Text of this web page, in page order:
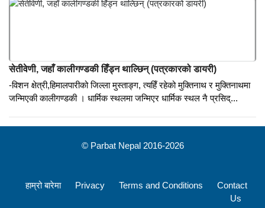
बिशन क्षेत्री/बागलुङकालीगण्डकी र ठेउलेखोलाको संगमदेखि करिब सयमिटर उत्तर
कालीगण्डकीको किनारमा दुईवटा शिला छन् । एउटा शंखाकार विशाल शिला छ ।
त्यसमा शंखक...
सेतीवेणी, जहाँ कालीगण्डकी हिँड्न थाल्छिन् (पत्रकारको डायरी)
-विशन क्षेत्री,हिमालपारीको जिल्ला मुस्ताङ्ग, त्यहिँ रहेको मुक्तिनाथ र मुक्तिनाथमा